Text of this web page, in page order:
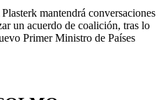
mantendrá conversaciones
un acuerdo de coalición, tras lo
Primer Ministro de Países